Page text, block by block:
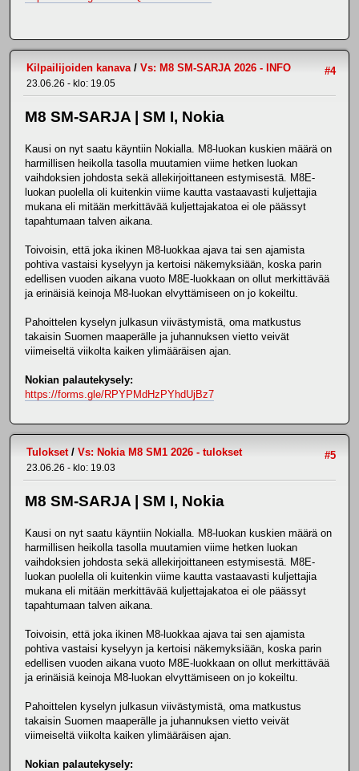
#4
Kilpailijoiden kanava / Vs: M8 SM-SARJA 2026 - INFO
23.06.26 - klo: 19.05
M8 SM-SARJA | SM I, Nokia
Kausi on nyt saatu käyntiin Nokialla. M8-luokan kuskien määrä on
harmillisen heikolla tasolla muutamien viime hetken luokan
vaihdoksien johdosta sekä allekirjoittaneen estymisestä. M8E-
luokan puolella oli kuitenkin viime kautta vastaavasti kuljettajia
mukana eli mitään merkittävää kuljettajakatoa ei ole päässyt
tapahtumaan talven aikana.
Toivoisin, että joka ikinen M8-luokkaa ajava tai sen ajamista
pohtiva vastaisi kyselyyn ja kertoisi näkemyksiään, koska parin
edellisen vuoden aikana vuoto M8E-luokkaan on ollut merkittävää
ja erinäisiä keinoja M8-luokan elvyttämiseen on jo kokeiltu.
Pahoittelen kyselyn julkasun viivästymistä, oma matkustus
takaisin Suomen maaperälle ja juhannuksen vietto veivät
viimeiseltä viikolta kaiken ylimääräisen ajan.
Nokian palautekysely:
https://forms.gle/RPYPMdHzPYhdUjBz7
#5
Tulokset/ Vs: Nokia M8 SM1 2026 - tulokset
23.06.26 - klo: 19.03
M8 SM-SARJA | SM I, Nokia
Kausi on nyt saatu käyntiin Nokialla. M8-luokan kuskien määrä on
harmillisen heikolla tasolla muutamien viime hetken luokan
vaihdoksien johdosta sekä allekirjoittaneen estymisestä. M8E-
luokan puolella oli kuitenkin viime kautta vastaavasti kuljettajia
mukana eli mitään merkittävää kuljettajakatoa ei ole päässyt
tapahtumaan talven aikana.
Toivoisin, että joka ikinen M8-luokkaa ajava tai sen ajamista
pohtiva vastaisi kyselyyn ja kertoisi näkemyksiään, koska parin
edellisen vuoden aikana vuoto M8E-luokkaan on ollut merkittävää
ja erinäisiä keinoja M8-luokan elvyttämiseen on jo kokeiltu.
Pahoittelen kyselyn julkasun viivästymistä, oma matkustus
takaisin Suomen maaperälle ja juhannuksen vietto veivät
viimeiseltä viikolta kaiken ylimääräisen ajan.
Nokian palautekysely: